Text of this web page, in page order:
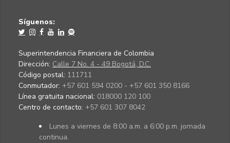
Síguenos:
Superintendencia Financiera de Colombia
Dirección: Calle 7 No. 4 - 49 Bogotá, D.C.
Código postal: 111711
Conmutador: +57 601 594 0200 - +57 601 350 8166
Línea gratuita nacional: 018000 120 100
Centro de contacto: +57 601 307 8042
Lunes a viernes de 8:00 a.m. a 6:00 p.m. jornada
continua.